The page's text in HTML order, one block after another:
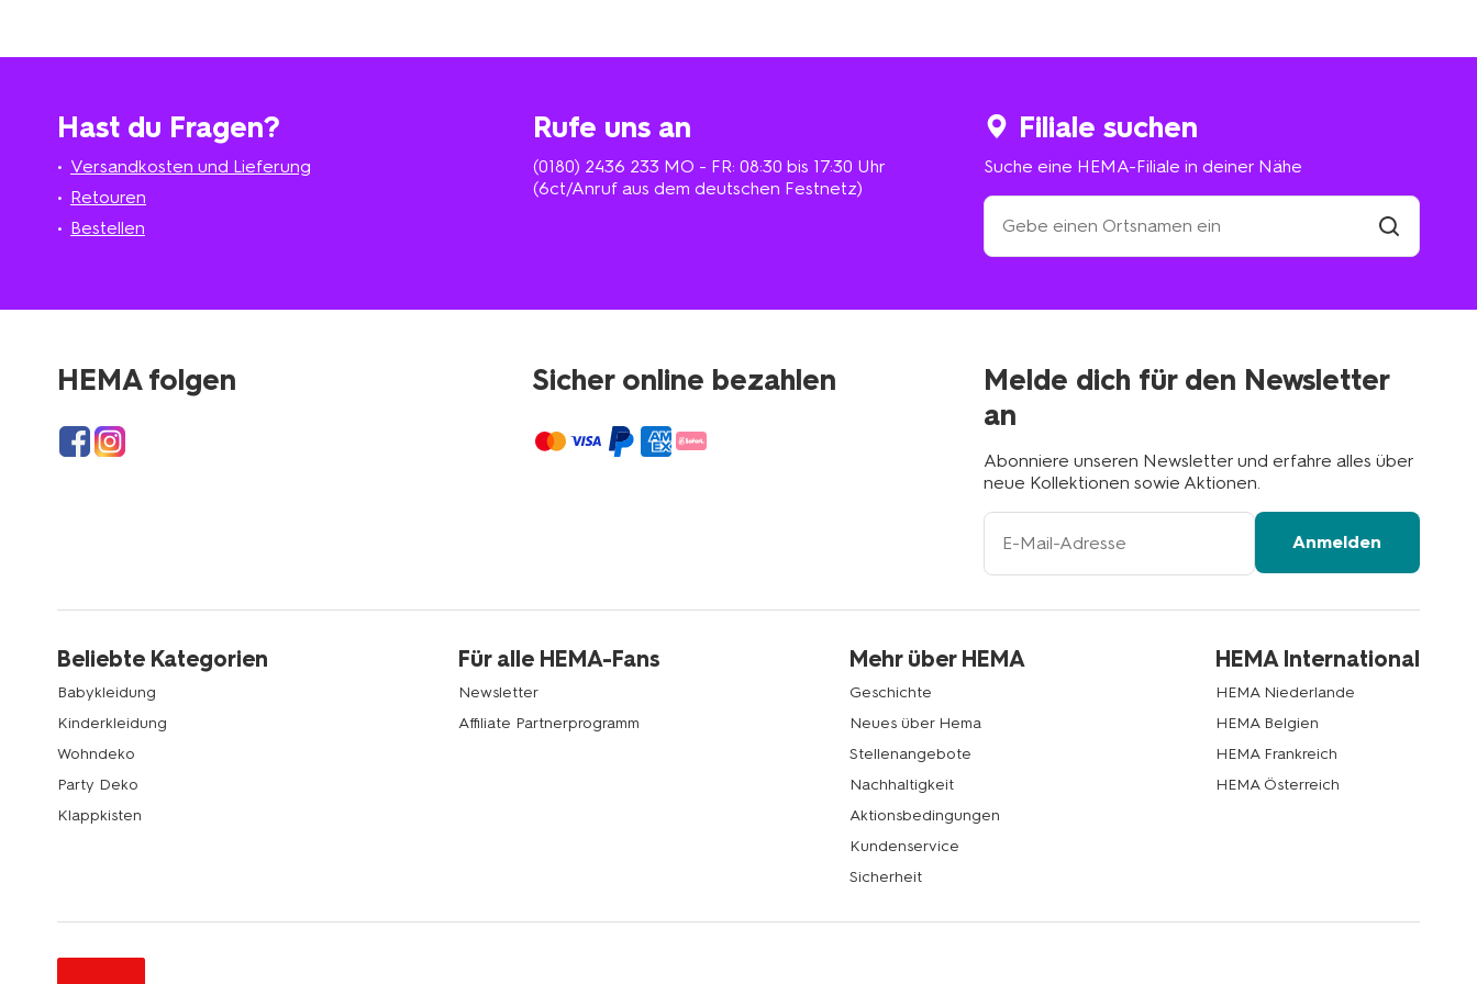
Hast du Fragen?
Versandkosten und Lieferung
Retouren
Bestellen
Rufe uns an
(0180) 2436 233 MO - FR: 08:30 bis 17:30 Uhr
(6ct/Anruf aus dem deutschen Festnetz)
Filiale suchen
Suche eine HEMA-Filiale in deiner Nähe
Suche
eine
HEMA-
deiner
Filiale
HEMA folgen Sicher online bezahlen
Melde dich für den Newsletter
an
Abonniere unseren Newsletter und erfahre alles über
neue Kollektionen sowie Aktionen.
Ihre
Anmelden
Beliebte Kategorien
Babykleidung
Kinderkleidung
Wohndeko
Party Deko
Klappkisten
Für alle HEMA-Fans
Newsletter
Affiliate Partnerprogramm
Mehr über HEMA
Geschichte
Neues über Hema
Stellenangebote
Nachhaltigkeit
Aktionsbedingungen
Kundenservice
Sicherheit
HEMA International
HEMA Niederlande
HEMA Belgien
HEMA Frankreich
HEMA Österreich